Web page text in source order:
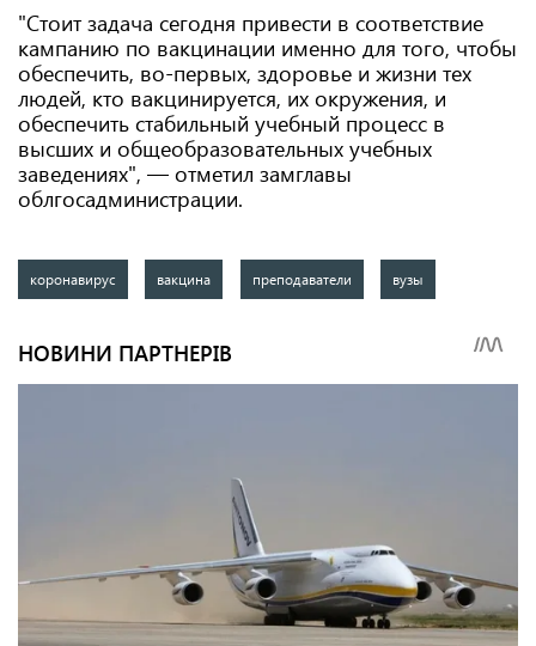
"Стоит задача сегодня привести в соответствие
кампанию по вакцинации именно для того, чтобы
обеспечить, во-первых, здоровье и жизни тех
людей, кто вакцинируется, их окружения, и
обеспечить стабильный учебный процесс в
высших и общеобразовательных учебных
заведениях", — отметил замглавы
облгосадминистрации.
коронавирус вакцина преподаватели вузы